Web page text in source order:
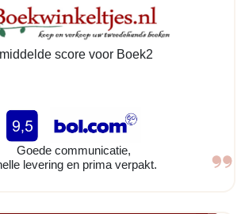
score voor Boek2
Goede communicatie,
levering en prima verpakt.